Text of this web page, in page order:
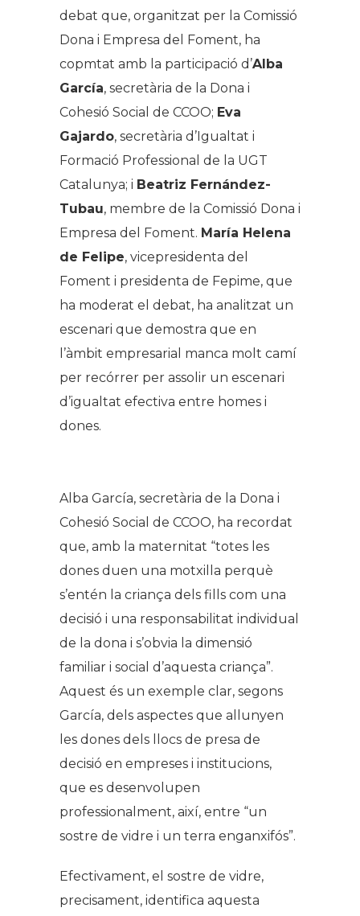
debat que, organitzat per la Comissió
Dona i Empresa del Foment, ha
copmtat amb la participació d’Alba
García, secretària de la Dona i
Cohesió Social de CCOO; Eva
Gajardo, secretària d’Igualtat i
Formació Professional de la UGT
Catalunya; i Beatriz Fernández-
Tubau, membre de la Comissió Dona i
Empresa del Foment. María Helena
de Felipe, vicepresidenta del
Foment i presidenta de Fepime, que
ha moderat el debat, ha analitzat un
escenari que demostra que en
l’àmbit empresarial manca molt camí
per recórrer per assolir un escenari
d’igualtat efectiva entre homes i
dones.
Alba García, secretària de la Dona i
Cohesió Social de CCOO, ha recordat
que, amb la maternitat “totes les
dones duen una motxilla perquè
s’entén la criança dels fills com una
decisió i una responsabilitat individual
de la dona i s’obvia la dimensió
familiar i social d’aquesta criança”.
Aquest és un exemple clar, segons
García, dels aspectes que allunyen
les dones dels llocs de presa de
decisió en empreses i institucions,
que es desenvolupen
professionalment, així, entre “un
sostre de vidre i un terra enganxifós”.
Efectivament, el sostre de vidre,
precisament, identifica aquesta